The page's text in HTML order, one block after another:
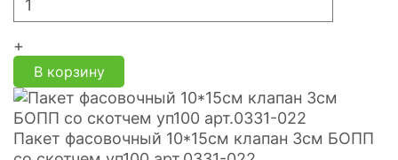
+
В корзину
Пакет фасовочный 10*15см клапан 3см БОПП